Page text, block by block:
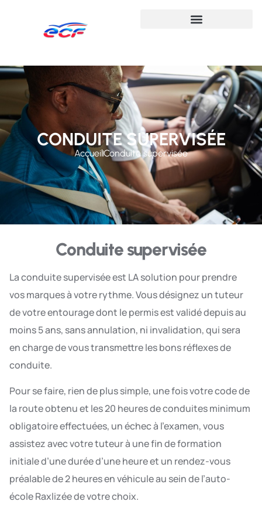
CONDUITE SUPERVISÉE
AccueilConduite supervisée
Conduite supervisée
La conduite supervisée est LA solution pour prendre
vos marques à votre rythme. Vous désignez un tuteur
de votre entourage dont le permis est validé depuis au
moins 5 ans, sans annulation, ni invalidation, qui sera
en charge de vous transmettre les bons réflexes de
conduite.
Pour se faire, rien de plus simple, une fois votre code de
la route obtenu et les 20 heures de conduites minimum
obligatoire effectuées, un échec à l’examen, vous
assistez avec votre tuteur à une fin de formation
initiale d’une durée d’une heure et un rendez-vous
préalable de 2 heures en véhicule au sein de l’auto-
école Raxlizée de votre choix.